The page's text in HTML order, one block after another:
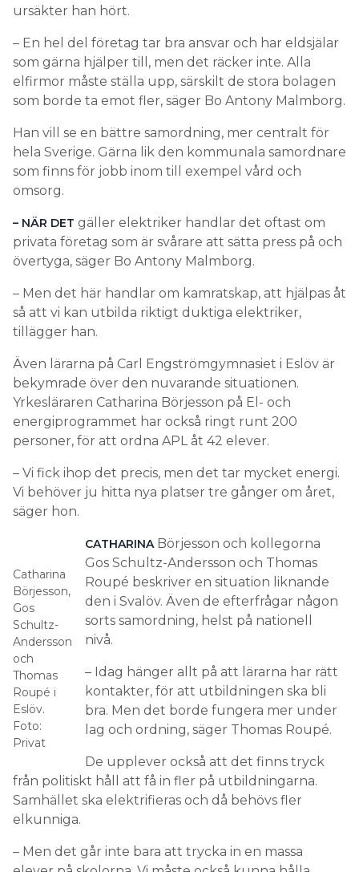
ursäkter han hört.
– En hel del företag tar bra ansvar och har eldsjälar
som gärna hjälper till, men det räcker inte. Alla
elfirmor måste ställa upp, särskilt de stora bolagen
som borde ta emot fler, säger Bo Antony Malmborg.
Han vill se en bättre samordning, mer centralt för
hela Sverige. Gärna lik den kommunala samordnare
som finns för jobb inom till exempel vård och
omsorg.
– NÄR DET gäller elektriker handlar det oftast om
privata företag som är svårare att sätta press på och
övertyga, säger Bo Antony Malmborg.
– Men det här handlar om kamratskap, att hjälpas åt
så att vi kan utbilda riktigt duktiga elektriker,
tillägger han.
Även lärarna på Carl Engströmgymnasiet i Eslöv är
bekymrade över den nuvarande situationen.
Yrkesläraren Catharina Börjesson på El- och
energiprogrammet har också ringt runt 200
personer, för att ordna APL åt 42 elever.
– Vi fick ihop det precis, men det tar mycket energi.
Vi behöver ju hitta nya platser tre gånger om året,
säger hon.
Catharina
Börjesson,
Gos
Schultz-
Andersson
och
Thomas
Roupé i
Eslöv.
Foto:
Privat
CATHARINA Börjesson och kollegorna
Gos Schultz-Andersson och Thomas
Roupé beskriver en situation liknande
den i Svalöv. Även de efterfrågar någon
sorts samordning, helst på nationell
nivå.
– Idag hänger allt på att lärarna har rätt
kontakter, för att utbildningen ska bli
bra. Men det borde fungera mer under
lag och ordning, säger Thomas Roupé.
De upplever också att det finns tryck
från politiskt håll att få in fler på utbildningarna.
Samhället ska elektrifieras och då behövs fler
elkunniga.
– Men det går inte bara att trycka in en massa